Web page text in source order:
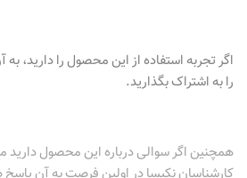
اگر تجربه استفاده از این محصول را دارید، به
را به اشتراک بگذارید.
همچنین اگر سوالی درباره این محصول دارید
کارشناسان نکیسا در اولین فرصت به آن